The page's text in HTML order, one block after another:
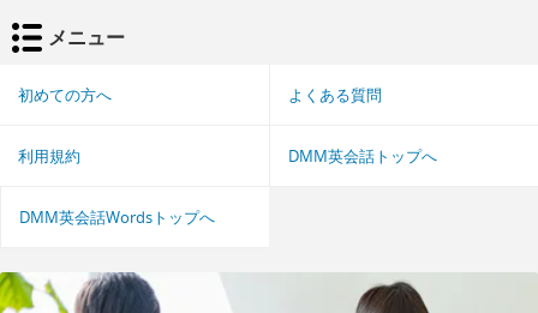
メニュー
初めての方へ よくある質問
利用規約 DMM英会話トップへ
DMM英会話Wordsトップへ